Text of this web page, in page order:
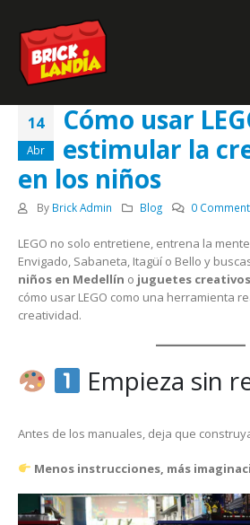
14
Abr
Cómo usar
estimular la
en los niños
By Brick Admin Blog 0
LEGO no solo entretiene, entrena la
Envigado, Sabaneta, Itagüí o Bello y
niños en Medellín o juguetes
cómo usar LEGO como una herramienta
creatividad.
Empieza sin
Antes de los manuales, deja que
Menos instrucciones, más